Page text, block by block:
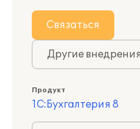
Связаться
Другие
Продукт
1С:Бухгалтерия 8